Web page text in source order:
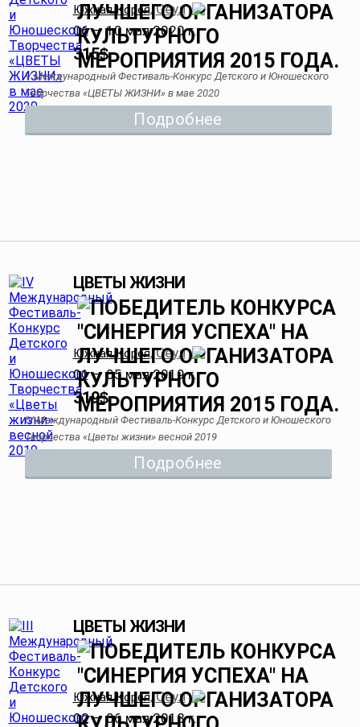
Южная Корея,Сеул
06 — 10 мая 2020 г.
315$
V Международный Фестиваль-Конкурс Детского и Юношеского
Творчества «ЦВЕТЫ ЖИЗНИ» в мае 2020
Подробнее
ЦВЕТЫ ЖИЗНИ
Южная Корея,Сеул
01 — 05 мая 2019 г.
319$
IV Международный Фестиваль-Конкурс Детского и Юношеского
Творчества «Цветы жизни» весной 2019
Подробнее
ЦВЕТЫ ЖИЗНИ
Южная Корея,Сеул
02 — 06 мая 2018 г.